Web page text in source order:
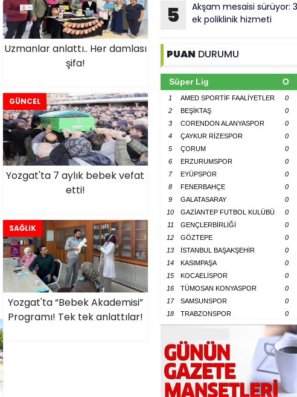
Uzmanlar anlattı.. Her damlası
şifa!
GÜNCEL
Yozgat'ta 7 aylık bebek vefat
etti!
SAĞLIK
Yozgat'ta “Bebek Akademisi”
Programı! Tek tek anlattılar!
5
Akşam mesaisi sürüyor:
ek poliklinik hizmeti
PUAN DURUMU
Süper Lig O
1 AMED SPORTİF FAALİYETLER 0
2
BEŞİKTAŞ 0
3
CORENDON ALANYASPOR 0
4
ÇAYKUR RİZESPOR 0
5
ÇORUM 0
6
ERZURUMSPOR 0
7
EYÜPSPOR 0
8
FENERBAHÇE 0
9
GALATASARAY 0
10
GAZİANTEP FUTBOL KULÜBÜ 0
11
GENÇLERBİRLİĞİ 0
12
GÖZTEPE 0
13
İSTANBUL BAŞAKŞEHİR 0
14
KASIMPAŞA 0
15
KOCAELİSPOR 0
16
TÜMOSAN KONYASPOR 0
17
SAMSUNSPOR 0
18
TRABZONSPOR 0